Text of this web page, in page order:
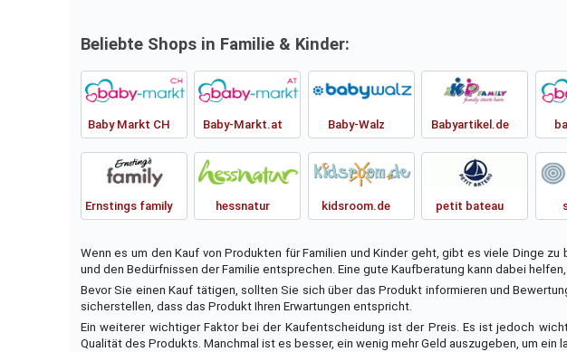
Beliebte Shops in Familie & Kinder:
Baby Markt CH Baby-Markt.at Baby-Walz Babyartikel.de
Ernstings family hessnatur kidsroom.de petit bateau
Wenn es um den Kauf von Produkten für Familien und Kinder geht, gibt es viele Dinge
und den Bedürfnissen der Familie entsprechen. Eine gute Kaufberatung kann dabei
Bevor Sie einen Kauf tätigen, sollten Sie sich über das Produkt informieren und
sicherstellen, dass das Produkt Ihren Erwartungen entspricht.
Ein weiterer wichtiger Faktor bei der Kaufentscheidung ist der Preis. Es ist jedoch
Qualität des Produkts. Manchmal ist es besser, ein wenig mehr Geld auszugeben, um